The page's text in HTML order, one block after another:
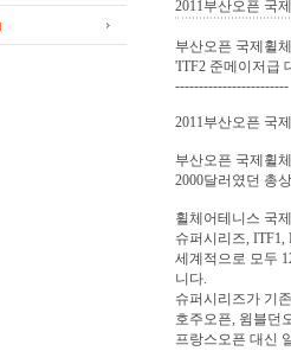
2011부산오픈 국
부산오픈 국제휠
'ITF2 준메이저급
------------------------
2011부산오픈 국
부산오픈 국제휠
2000달러였던 총
휠체어테니스 국
슈퍼시리즈, ITF1,
세계적으로 모두
니다.
슈퍼시리즈가 기
호주오픈, 윔블던
프랑스오픈 대신